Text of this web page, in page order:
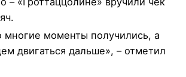
многие моменты получились, а
двигаться дальше», – отметил